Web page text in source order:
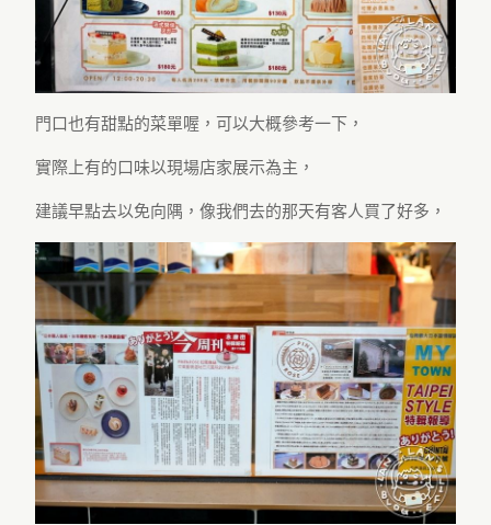
門口也有甜點的菜單喔，可以大概參考一下，
實際上有的口味以現場店家展示為主，
建議早點去以免向隅，像我們去的那天有客人買了好多，